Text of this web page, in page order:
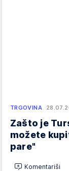
TRGOVINA
Zašto je
možete
pare"
Komentariši